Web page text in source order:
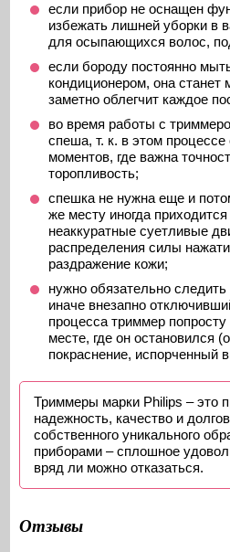
если прибор не оснащен
избежать лишней уборки в
для осыпающихся волос,
если бороду постоянно
кондиционером, она станет
заметно облегчит каждое
во время работы с
спеша, т. к. в этом
моментов, где важна
торопливость;
спешка не нужна еще и
же месту иногда
неаккуратные суетливые
распределения силы
раздражение кожи;
нужно обязательно
иначе внезапно
процесса триммер
месте, где он остановился
покраснение, испорченный
Триммеры марки Philips – это
надежность, качество и
собственного уникального
приборами – сплошное
вряд ли можно отказаться.
Отзывы